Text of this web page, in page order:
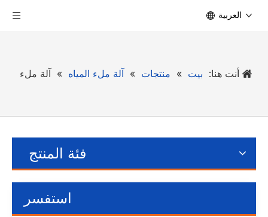
العربية
أنت هنا: بيت » منتجات » آلة ملء المياه » آلة ملء
فئة المنتج
استفسر